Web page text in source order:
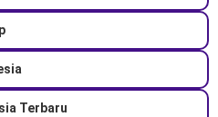
Terbaru